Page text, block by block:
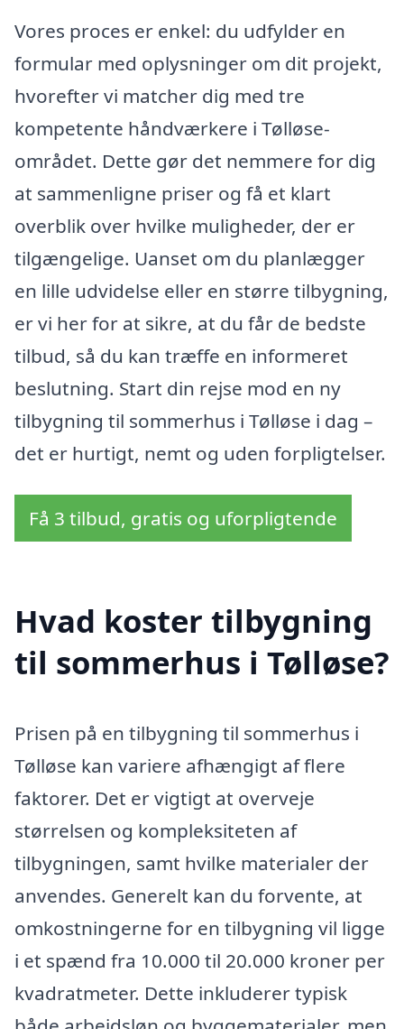
Vores proces er enkel: du udfylder en
formular med oplysninger om dit projekt,
hvorefter vi matcher dig med tre
kompetente håndværkere i Tølløse-
området. Dette gør det nemmere for dig
at sammenligne priser og få et klart
overblik over hvilke muligheder, der er
tilgængelige. Uanset om du planlægger
en lille udvidelse eller en større tilbygning,
er vi her for at sikre, at du får de bedste
tilbud, så du kan træffe en informeret
beslutning. Start din rejse mod en ny
tilbygning til sommerhus i Tølløse i dag –
det er hurtigt, nemt og uden forpligtelser.
Få 3 tilbud, gratis og uforpligtende
Hvad koster tilbygning
til sommerhus i Tølløse?
Prisen på en tilbygning til sommerhus i
Tølløse kan variere afhængigt af flere
faktorer. Det er vigtigt at overveje
størrelsen og kompleksiteten af
tilbygningen, samt hvilke materialer der
anvendes. Generelt kan du forvente, at
omkostningerne for en tilbygning vil ligge
i et spænd fra 10.000 til 20.000 kroner per
kvadratmeter. Dette inkluderer typisk